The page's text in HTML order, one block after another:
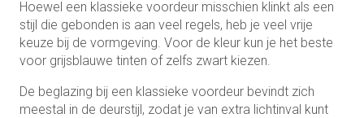
Hoewel een klassieke voordeur misschien klinkt als een
stijl die gebonden is aan veel regels, heb je veel vrije
keuze bij de vormgeving. Voor de kleur kun je het beste
voor grijsblauwe tinten of zelfs zwart kiezen.
De beglazing bij een klassieke voordeur bevindt zich
meestal in de deurstijl, zodat je van extra lichtinval kunt